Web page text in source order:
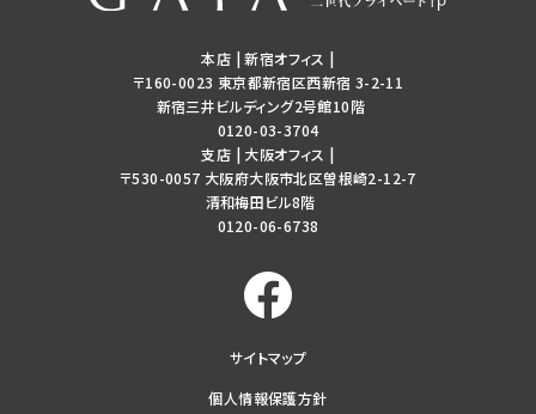
本店 | 新宿オフィス |
〒160-0023 東京都新宿区西新宿 3-2-11
新宿三井ビルディング2号館10階
0120-03-3704
支店 | 大阪オフィス |
〒530-0057 大阪府大阪市北区曽根崎2-12-7
清和梅田ビル8階
0120-06-6738
サイトマップ
個人情報保護方針